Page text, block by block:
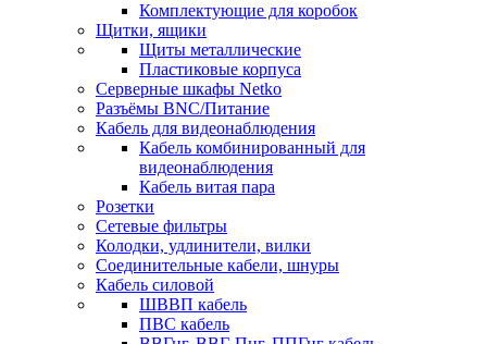
Комплектующие для коробок
Щитки, ящики
Щиты металлические
Пластиковые корпуса
Серверные шкафы Netko
Разъёмы BNC/Питание
Кабель для видеонаблюдения
Кабель комбинированный для
видеонаблюдения
Кабель витая пара
Розетки
Сетевые фильтры
Колодки, удлинители, вилки
Соединительные кабели, шнуры
Кабель силовой
ШВВП кабель
ПВС кабель